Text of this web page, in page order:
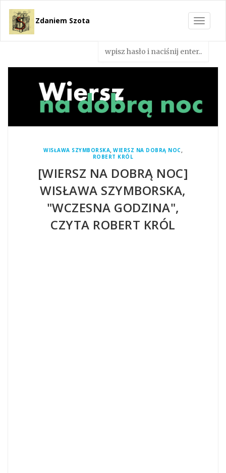
Toggle
Zdaniem Szota
WISŁAWA SZYMBORSKA,WIERSZ NA DOBRĄ NOC,
ROBERT KRÓL
[WIERSZ NA DOBRĄ NOC]
WISŁAWA SZYMBORSKA,
"WCZESNA GODZINA",
CZYTA ROBERT KRÓL